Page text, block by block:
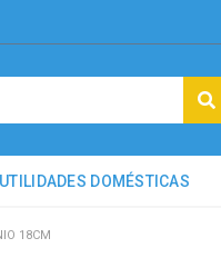
UTILIDADES DOMÉSTICAS
18CM